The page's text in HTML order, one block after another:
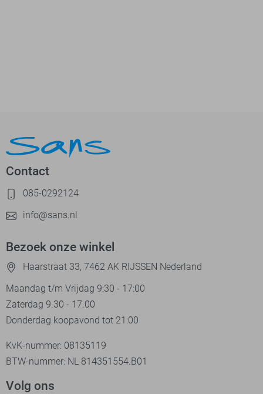
Contact
085-0292124
info@sans.nl
Bezoek onze winkel
Haarstraat 33, 7462 AK RIJSSEN Nederland
Maandag t/m Vrijdag 9:30 - 17:00
Zaterdag 9.30 - 17.00
Donderdag koopavond tot 21:00
KvK-nummer: 08135119
BTW-nummer: NL 814351554.B01
Volg ons